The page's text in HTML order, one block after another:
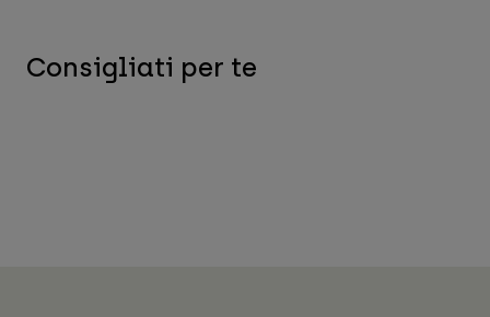
Consigliati per te